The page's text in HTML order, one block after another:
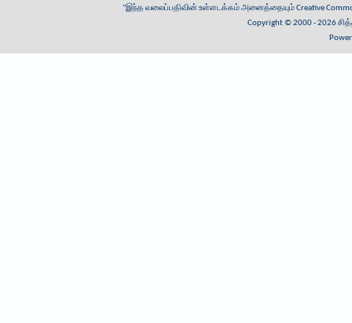
"இந்த வலைப்பதிவின் உள்ளடக்கம் அனைத்தையும்Creative
Copyright © 2000 - 2026